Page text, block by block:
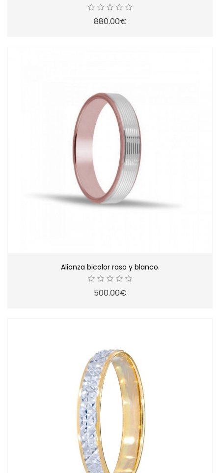
880.00€
Alianza bicolor rosa y blanco.
500.00€